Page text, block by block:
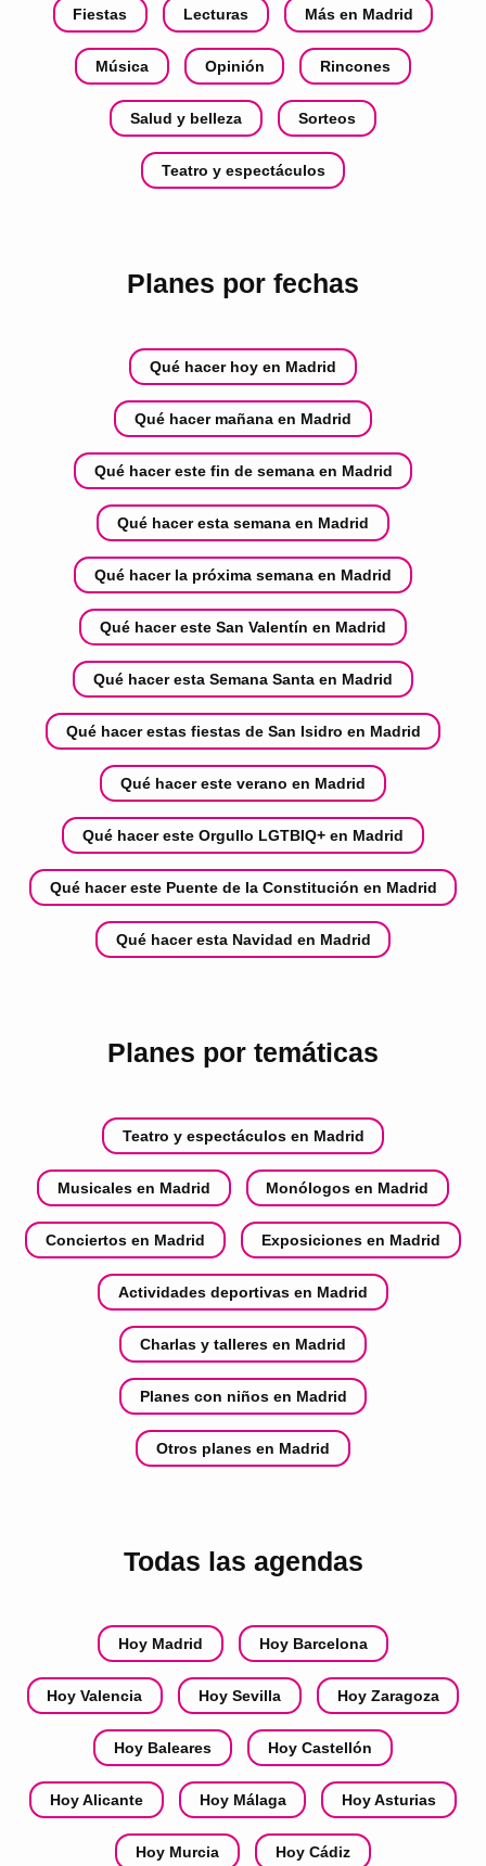
Fiestas Lecturas Más en Madrid
Música Opinión Rincones
Salud y belleza Sorteos
Teatro y espectáculos
Planes por fechas
Qué hacer hoy en Madrid
Qué hacer mañana en Madrid
Qué hacer este fin de semana en Madrid
Qué hacer esta semana en Madrid
Qué hacer la próxima semana en Madrid
Qué hacer este San Valentín en Madrid
Qué hacer esta Semana Santa en Madrid
Qué hacer estas fiestas de San Isidro en Madrid
Qué hacer este verano en Madrid
Qué hacer este Orgullo LGTBIQ+ en Madrid
Qué hacer este Puente de la Constitución en Madrid
Qué hacer esta Navidad en Madrid
Planes por temáticas
Teatro y espectáculos en Madrid
Musicales en Madrid Monólogos en Madrid
Conciertos en Madrid Exposiciones en Madrid
Actividades deportivas en Madrid
Charlas y talleres en Madrid
Planes con niños en Madrid
Otros planes en Madrid
Todas las agendas
Hoy Madrid Hoy Barcelona
Hoy Valencia Hoy Sevilla Hoy Zaragoza
Hoy Baleares Hoy Castellón
Hoy Alicante Hoy Málaga Hoy Asturias
Hoy Murcia Hoy Cádiz